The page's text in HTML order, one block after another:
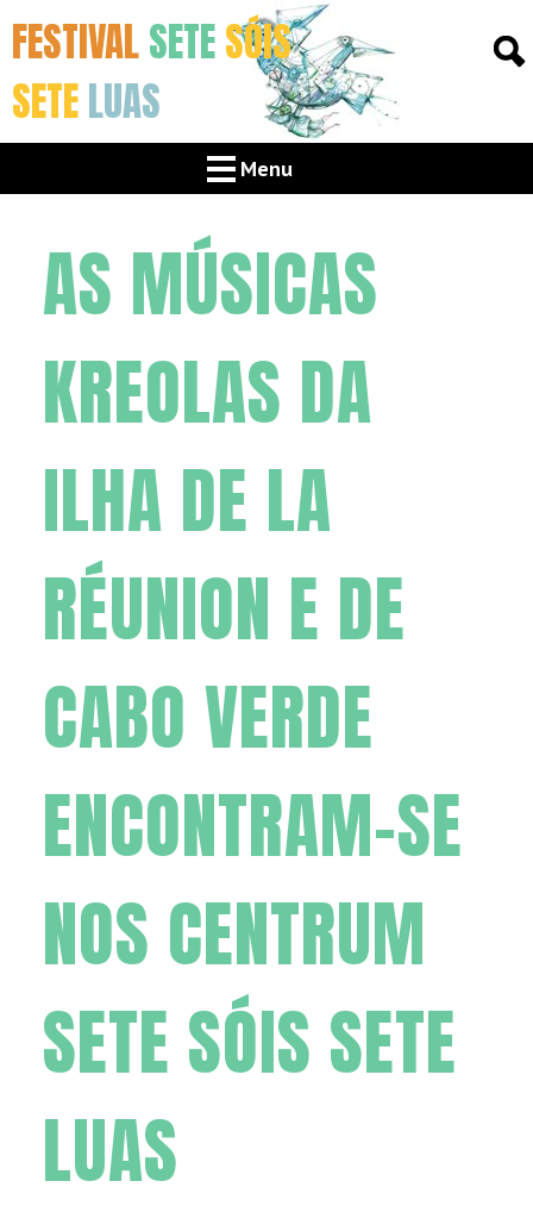
FESTIVALSETESÓIS
SETELUAS
Menu
AS MÚSICAS
KREOLAS DA
ILHA DE LA
RÉUNION E DE
CABO VERDE
ENCONTRAM-SE
NOS CENTRUM
SETE SÓIS SETE
LUAS